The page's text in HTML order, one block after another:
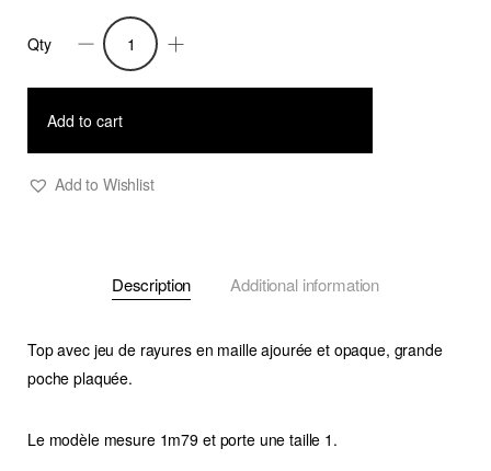
Top
Marc
Rayé
quantity
Qty
Add to cart
Add to Wishlist
Description Additional information
Top avec jeu de rayures en maille ajourée et opaque, grande
poche plaquée.
Le modèle mesure 1m79 et porte une taille 1.